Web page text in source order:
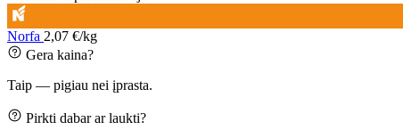
Norfa 2,07 €/kg
Gera kaina?
Taip — pigiau nei įprasta.
Pirkti dabar ar laukti?